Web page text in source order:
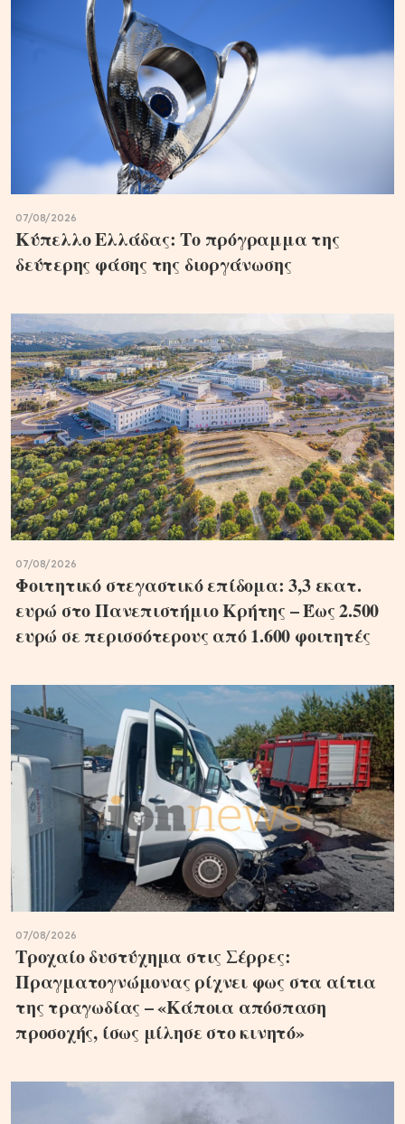
07/08/2026
Κύπελλο Ελλάδας: Το πρόγραμμα της
δεύτερης φάσης της διοργάνωσης
07/08/2026
Φοιτητικό στεγαστικό επίδομα: 3,3 εκατ.
ευρώ στο Πανεπιστήμιο Κρήτης – Έως 2.500
ευρώ σε περισσότερους από 1.600 φοιτητές
07/08/2026
Τροχαίο δυστύχημα στις Σέρρες:
Πραγματογνώμονας ρίχνει φως στα αίτια
της τραγωδίας – «Κάποια απόσπαση
προσοχής, ίσως μίλησε στο κινητό»